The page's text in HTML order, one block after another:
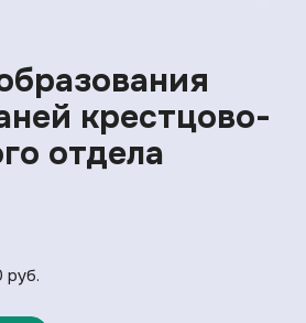
крестцово-
отдела
руб.